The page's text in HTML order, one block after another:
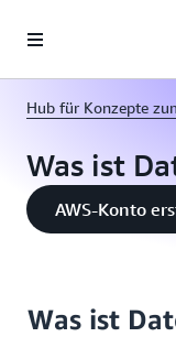
Überspringen zum
Hub für Konzepte
Was ist
AWS-Konto
Was ist